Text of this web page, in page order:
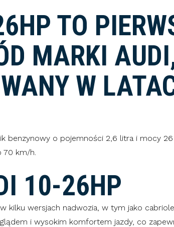
TO
MARKI
W
benzynowy o pojemności 2,6 litra i mocy 26
70 km/h.
10-26HP
kilku wersjach nadwozia, w tym jako
i wysokim komfortem jazdy, co